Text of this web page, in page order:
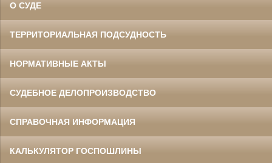
О СУДЕ
ТЕРРИТОРИАЛЬНАЯ ПОДСУДНОСТЬ
НОРМАТИВНЫЕ АКТЫ
СУДЕБНОЕ ДЕЛОПРОИЗВОДСТВО
СПРАВОЧНАЯ ИНФОРМАЦИЯ
КАЛЬКУЛЯТОР ГОСПОШЛИНЫ